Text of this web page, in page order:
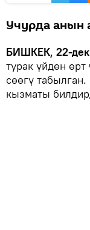
Учурда анын
БИШКЕК, 22-
турак үйдөн
сөөгү
кызматы